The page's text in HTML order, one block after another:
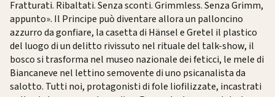
Fratturati. Ribaltati. Senza sconti. Grimmless. Senza Grimm,
appunto». Il Principe può diventare allora un palloncino
azzurro da gonfiare, la casetta di Hänsel e Gretel il plastico
del luogo di un delitto rivissuto nel rituale del talk-show, il
bosco si trasforma nel museo nazionale dei feticci, le mele di
Biancaneve nel lettino semovente di uno psicanalista da
salotto. Tutti noi, protagonisti di fole liofilizzate, incastrati